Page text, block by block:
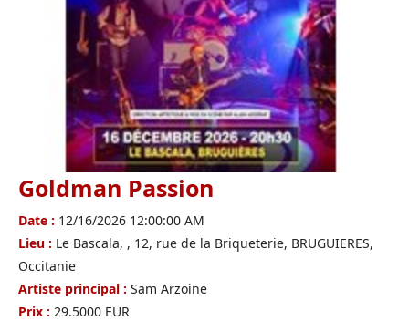
Goldman Passion
Date : 12/16/2026 12:00:00 AM
Lieu : Le Bascala, , 12, rue de la Briqueterie, BRUGUIERES,
Occitanie
Artiste principal : Sam Arzoine
Prix : 29.5000 EUR